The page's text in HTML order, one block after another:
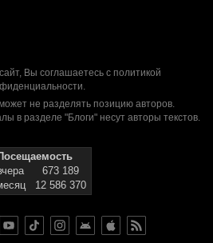
Вы соглашаетесь с политикой
.
не разделять позицию авторов.
в разделе "Блоги" несут авторы текстов.
673 189
12 586 370